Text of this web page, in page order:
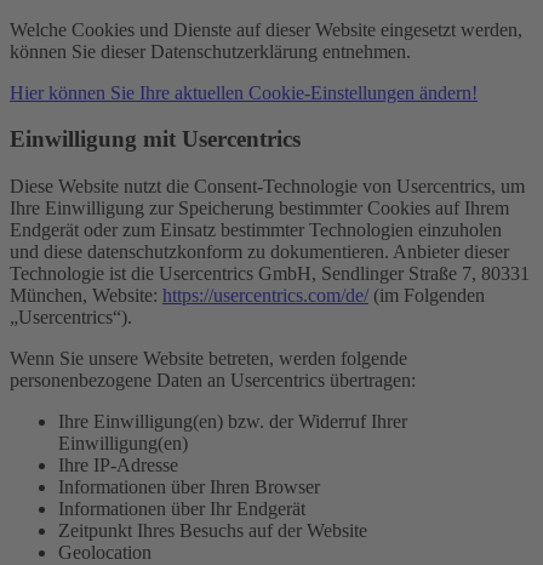
Welche Cookies und Dienste auf dieser Website eingesetzt werden,
können Sie dieser Datenschutzerklärung entnehmen.
Hier können Sie Ihre aktuellen Cookie-Einstellungen ändern!
Einwilligung mit Usercentrics
Diese Website nutzt die Consent-Technologie von Usercentrics, um
Ihre Einwilligung zur Speicherung bestimmter Cookies auf Ihrem
Endgerät oder zum Einsatz bestimmter Technologien einzuholen
und diese datenschutzkonform zu dokumentieren. Anbieter dieser
Technologie ist die Usercentrics GmbH, Sendlinger Straße 7, 80331
München, Website: https://usercentrics.com/de/ (im Folgenden
„Usercentrics“).
Wenn Sie unsere Website betreten, werden folgende
personenbezogene Daten an Usercentrics übertragen:
Ihre Einwilligung(en) bzw. der Widerruf Ihrer
Einwilligung(en)
Ihre IP-Adresse
Informationen über Ihren Browser
Informationen über Ihr Endgerät
Zeitpunkt Ihres Besuchs auf der Website
Geolocation